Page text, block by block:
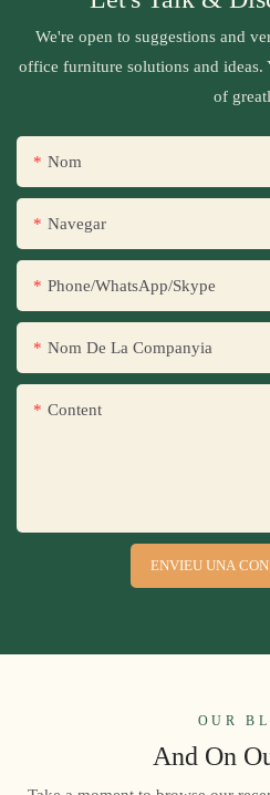
We're open to suggestions and
office furniture solutions and
of
Nom
Navegar
Phone/WhatsApp/Skype
Nom De La Companyia
Content
ENVIEU UNA
OUR
And On